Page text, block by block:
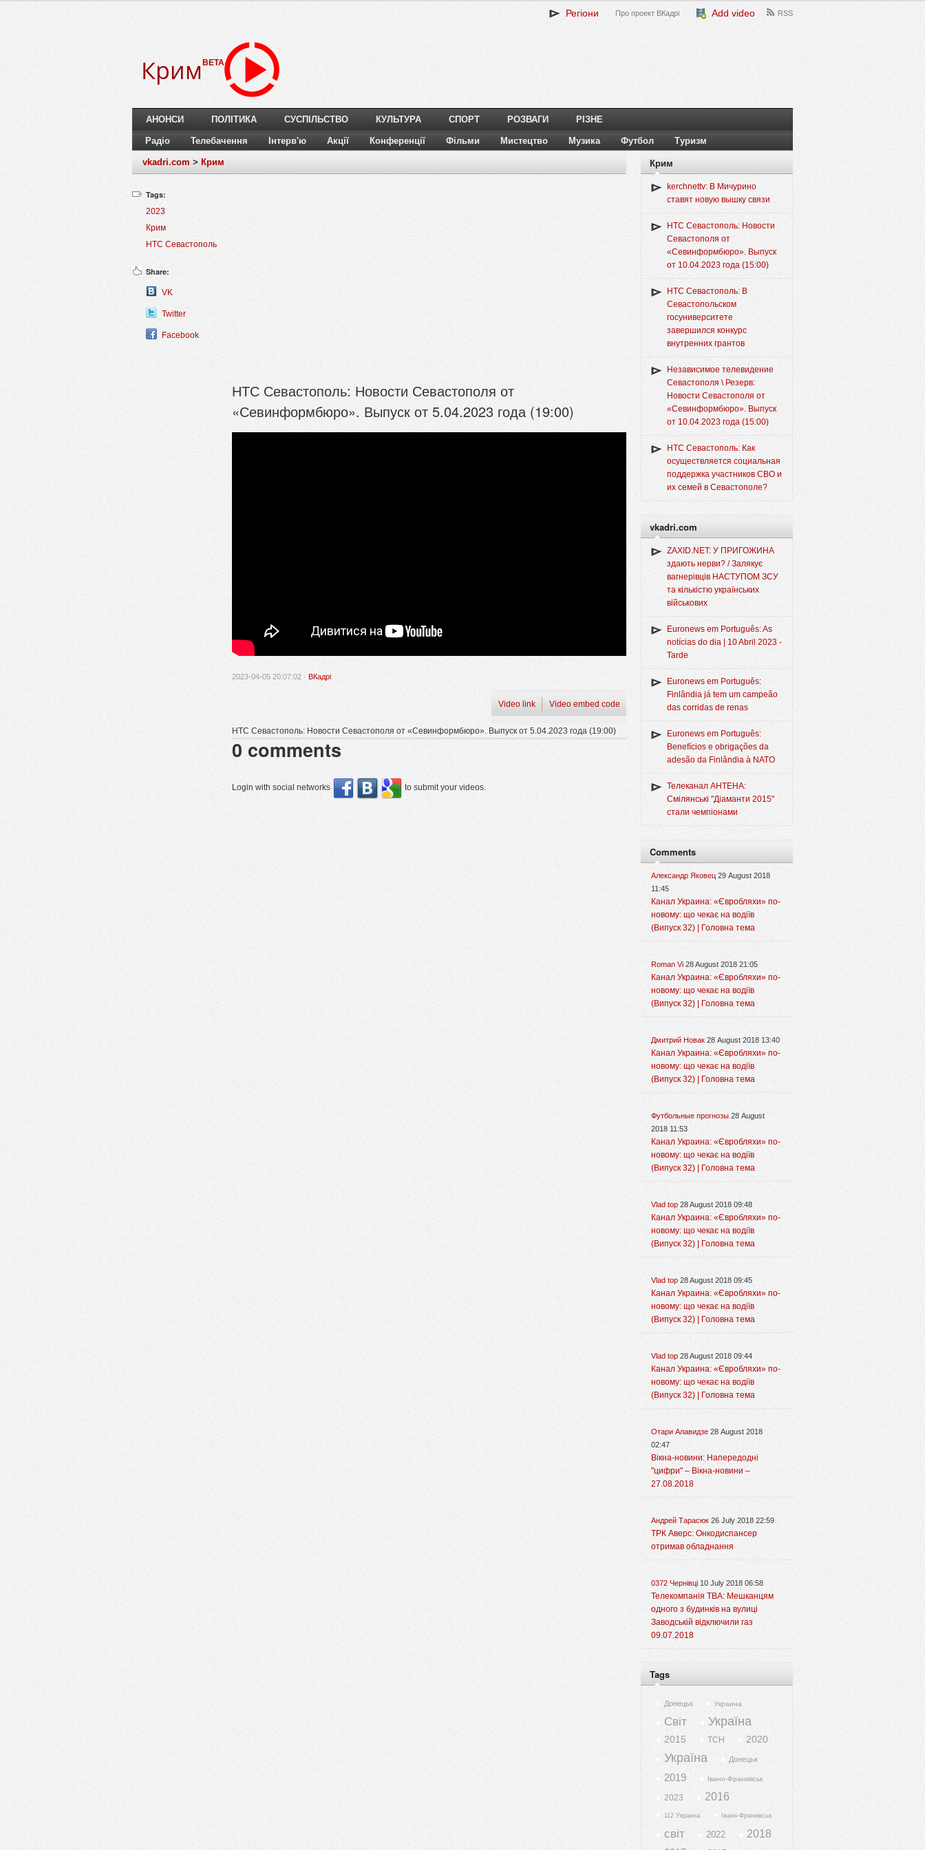
Регіони Про проект ВКадрі Add video RSS
Крим BETA
АНОНСИ ПОЛІТИКА СУСПІЛЬСТВО КУЛЬТУРА СПОРТ РОЗВАГИ РІЗНЕ
Радіо Телебачення Інтерв'ю Акції Конференції Фільми Мистецтво Музика Футбол Туризм
vkadri.com > Крим
Tags:
2023
Крим
НТС Севастополь
Share:
VK
Twitter
Facebook
НТС Севастополь: Новости Севастополя от
«Севинформбюро». Выпуск от 5.04.2023 года (19:00)
2023-04-05 20:07:02 · ВКадрі
Video link Video embed code
НТС Севастополь: Новости Севастополя от «Севинформбюро». Выпуск от 5.04.2023 года (19:00)
0 comments
Login with social networks to submit your videos.
Крим
kerchnettv: В Мичурино
ставят новую вышку связи
НТС Севастополь: Новости
Севастополя от
«Севинформбюро». Выпуск
от 10.04.2023 года (15:00)
НТС Севастополь: В
Севастопольском
госуниверситете
завершился конкурс
внутренних грантов
Независимое телевидение
Севастополя \ Резерв:
Новости Севастополя от
«Севинформбюро». Выпуск
от 10.04.2023 года (15:00)
НТС Севастополь: Как
осуществляется социальная
поддержка участников СВО и
их семей в Севастополе?
vkadri.com
ZAXID.NET: У ПРИГОЖИНА
здають нерви? / Залякує
вагнерівців НАСТУПОМ ЗСУ
та кількістю українських
військових
Euronews em Português: As
notícias do dia | 10 Abril 2023 -
Tarde
Euronews em Português:
Finlândia já tem um campeão
das corridas de renas
Euronews em Português:
Benefícios e obrigações da
adesão da Finlândia à NATO
Телеканал АНТЕНА:
Смілянські "Діаманти 2015"
стали чемпіонами
Comments
Александр Яковец 29 August 2018
11:45
Канал Украина: «Євробляхи» по-
новому: що чекає на водіїв
(Випуск 32) | Головна тема
Roman Vi 28 August 2018 21:05
Канал Украина: «Євробляхи» по-
новому: що чекає на водіїв
(Випуск 32) | Головна тема
Дмитрий Новак 28 August 2018 13:40
Канал Украина: «Євробляхи» по-
новому: що чекає на водіїв
(Випуск 32) | Головна тема
Футбольные прогнозы 28 August
2018 11:53
Канал Украина: «Євробляхи» по-
новому: що чекає на водіїв
(Випуск 32) | Головна тема
Vlad top 28 August 2018 09:48
Канал Украина: «Євробляхи» по-
новому: що чекає на водіїв
(Випуск 32) | Головна тема
Vlad top 28 August 2018 09:45
Канал Украина: «Євробляхи» по-
новому: що чекає на водіїв
(Випуск 32) | Головна тема
Vlad top 28 August 2018 09:44
Канал Украина: «Євробляхи» по-
новому: що чекає на водіїв
(Випуск 32) | Головна тема
Отари Алавидзе 28 August 2018
02:47
Вікна-новини: Напередодні
"цифри" – Вікна-новини –
27.08.2018
Андрей Тарасюк 26 July 2018 22:59
ТРК Аверс: Онкодиспансер
отримав обладнання
0372 Чернівці 10 July 2018 06:58
Телекомпанія ТВА: Мешканцям
одного з будинків на вулиці
Заводській відключили газ
09.07.2018
Tags
Донецьк Украина
Світ Україна
2015 ТСН 2020
Україна Донецьк
2019 Івано-Франківськ
2023 2016
112 Украина Івано-Франківськ
світ 2022
2018